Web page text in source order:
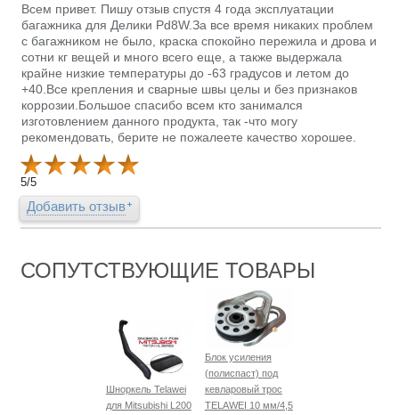
Всем привет. Пишу отзыв спустя 4 года эксплуатации
багажника для Делики Pd8W.За все время никаких проблем
с багажником не было, краска спокойно пережила и дрова и
сотни кг вещей и много всего еще, а также выдержала
крайне низкие температуры до -63 градусов и летом до
+40.Все крепления и сварные швы целы и без признаков
коррозии.Большое спасибо всем кто занимался
изготовлением данного продукта, так -что могу
рекомендовать, берите не пожалеете качество хорошее.
5/5
Добавить отзыв
СОПУТСТВУЮЩИЕ ТОВАРЫ
Шноркель Telawei
для Mitsubishi L200
Блок усиления
(полиспаст) под
кевларовый трос
TELAWEI 10 мм/4,5